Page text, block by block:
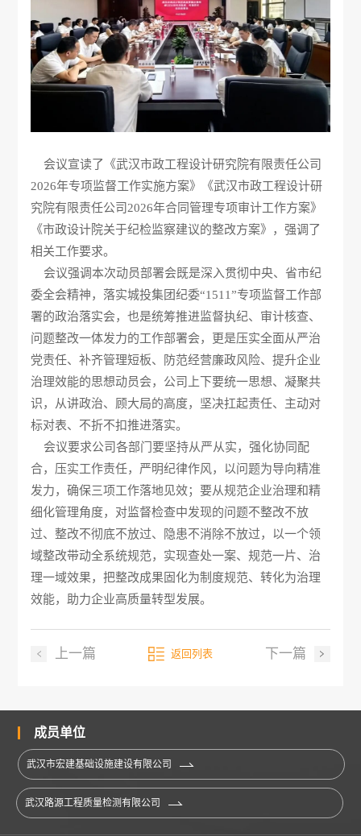
会议宣读了《武汉市政工程设计研究院有限责任公司
2026年专项监督工作实施方案》《武汉市政工程设计研
究院有限责任公司2026年合同管理专项审计工作方案》
《市政设计院关于纪检监察建议的整改方案》，强调了
相关工作要求。
会议强调本次动员部署会既是深入贯彻中央、省市纪
委全会精神，落实城投集团纪委“1511”专项监督工作部
署的政治落实会，也是统筹推进监督执纪、审计核查、
问题整改一体发力的工作部署会，更是压实全面从严治
党责任、补齐管理短板、防范经营廉政风险、提升企业
治理效能的思想动员会，公司上下要统一思想、凝聚共
识，从讲政治、顾大局的高度，坚决扛起责任、主动对
标对表、不折不扣推进落实。
会议要求公司各部门要坚持从严从实，强化协同配
合，压实工作责任，严明纪律作风，以问题为导向精准
发力，确保三项工作落地见效；要从规范企业治理和精
细化管理角度，对监督检查中发现的问题不整改不放
过、整改不彻底不放过、隐患不消除不放过，以一个领
域整改带动全系统规范，实现查处一案、规范一片、治
理一域效果，把整改成果固化为制度规范、转化为治理
效能，助力企业高质量转型发展。
上一篇 返回列表 下一篇
成员单位
武汉市宏建基础设施建设有限公司
武汉路源工程质量检测有限公司